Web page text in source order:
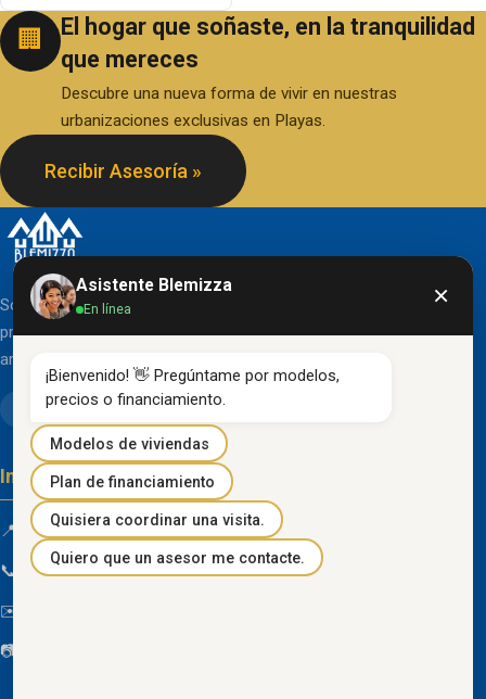
🏢
El hogar que soñaste, en la tranquilidad
que mereces
Descubre una nueva forma de vivir en nuestras
urbanizaciones exclusivas en Playas.
Recibir Asesoría »
Somos una organización líder en el desarrollo de
proyectos inmobiliarios que destacan por su diseño
arquitectónico clásico y acabados de primera línea.
Información de contacto
📍 Km 85 Vía Progreso, Playas, Guayas, Ecuador
📞 096 934 4318
✉️
📷
Asistente Blemizza
En línea ×
¡Bienvenido! 👋 Pregúntame por modelos,
precios o financiamiento.
Modelos de viviendas
Plan de financiamiento
Quisiera coordinar una visita.
Quiero que un asesor me contacte.